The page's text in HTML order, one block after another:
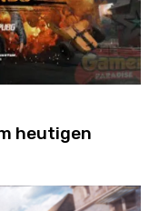
heutigen